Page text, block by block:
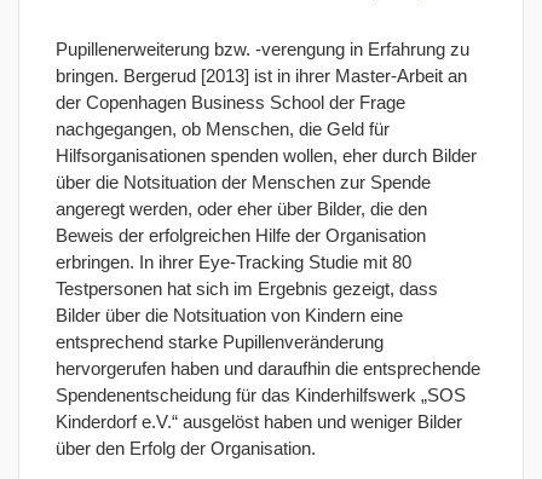
Pupillenerweiterung bzw. -verengung in Erfahrung zu
bringen. Bergerud [2013] ist in ihrer Master-Arbeit an
der Copenhagen Business School der Frage
nachgegangen, ob Menschen, die Geld für
Hilfsorganisationen spenden wollen, eher durch Bilder
über die Notsituation der Menschen zur Spende
angeregt werden, oder eher über Bilder, die den
Beweis der erfolgreichen Hilfe der Organisation
erbringen. In ihrer Eye-Tracking Studie mit 80
Testpersonen hat sich im Ergebnis gezeigt, dass
Bilder über die Notsituation von Kindern eine
entsprechend starke Pupillenveränderung
hervorgerufen haben und daraufhin die entsprechende
Spendenentscheidung für das Kinderhilfswerk „SOS
Kinderdorf e.V.“ ausgelöst haben und weniger Bilder
über den Erfolg der Organisation.